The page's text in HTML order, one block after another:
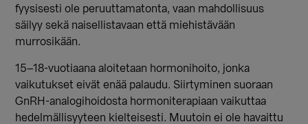
fyysisesti ole peruuttamatonta, vaan mahdollisuus
säilyy sekä naisellistavaan että miehistävään
murrosikään.
15–18-vuotiaana aloitetaan hormonihoito, jonka
vaikutukset eivät enää palaudu. Siirtyminen suoraan
GnRH-analogihoidosta hormoniterapiaan vaikuttaa
hedelmällisyyteen kielteisesti. Muutoin ei ole havaittu